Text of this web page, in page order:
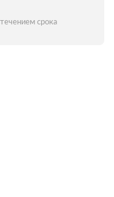
срока